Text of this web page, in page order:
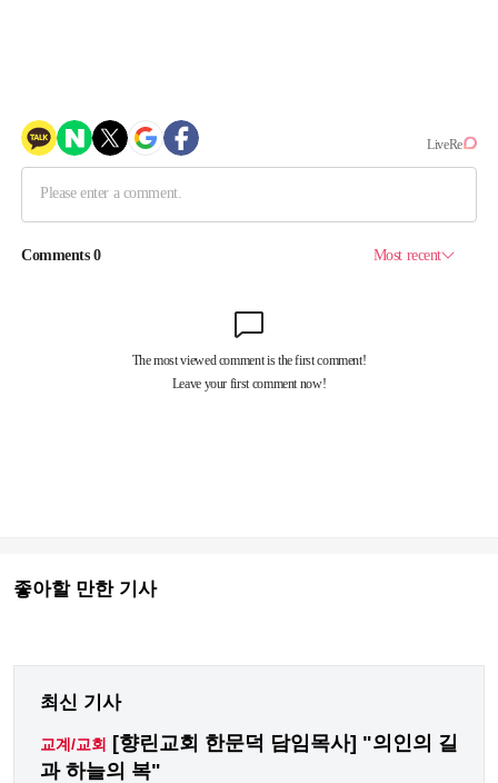
좋아할 만한 기사
최신 기사
교계/교회 [향린교회 한문덕 담임목사] "의인의 길
과 하늘의 복"